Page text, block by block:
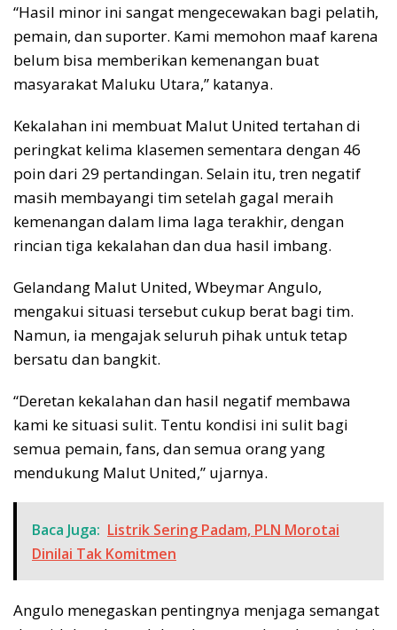
“Hasil minor ini sangat mengecewakan bagi pelatih,
pemain, dan suporter. Kami memohon maaf karena
belum bisa memberikan kemenangan buat
masyarakat Maluku Utara,” katanya.
Kekalahan ini membuat Malut United tertahan di
peringkat kelima klasemen sementara dengan 46
poin dari 29 pertandingan. Selain itu, tren negatif
masih membayangi tim setelah gagal meraih
kemenangan dalam lima laga terakhir, dengan
rincian tiga kekalahan dan dua hasil imbang.
Gelandang Malut United, Wbeymar Angulo,
mengakui situasi tersebut cukup berat bagi tim.
Namun, ia mengajak seluruh pihak untuk tetap
bersatu dan bangkit.
“Deretan kekalahan dan hasil negatif membawa
kami ke situasi sulit. Tentu kondisi ini sulit bagi
semua pemain, fans, dan semua orang yang
mendukung Malut United,” ujarnya.
Baca Juga: Listrik Sering Padam, PLN Morotai
Dinilai Tak Komitmen
Angulo menegaskan pentingnya menjaga semangat